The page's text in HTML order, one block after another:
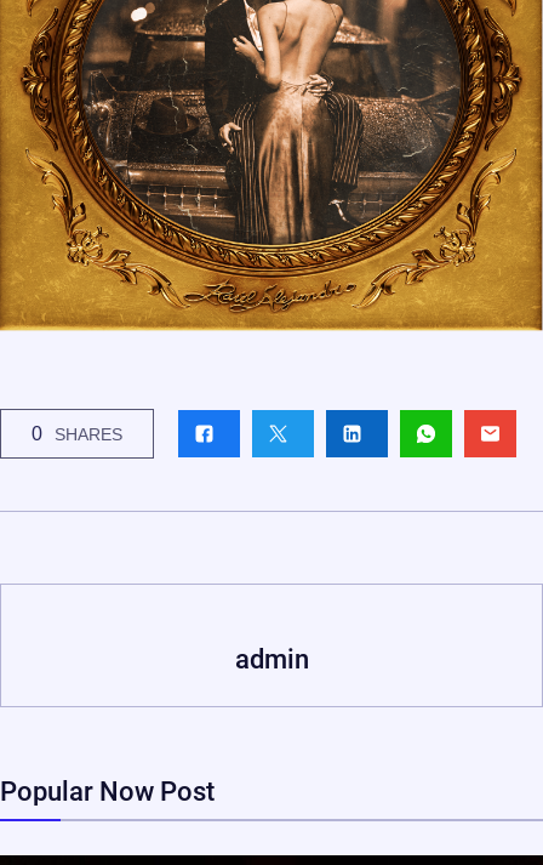
0 SHARES
admin
Popular Now Post